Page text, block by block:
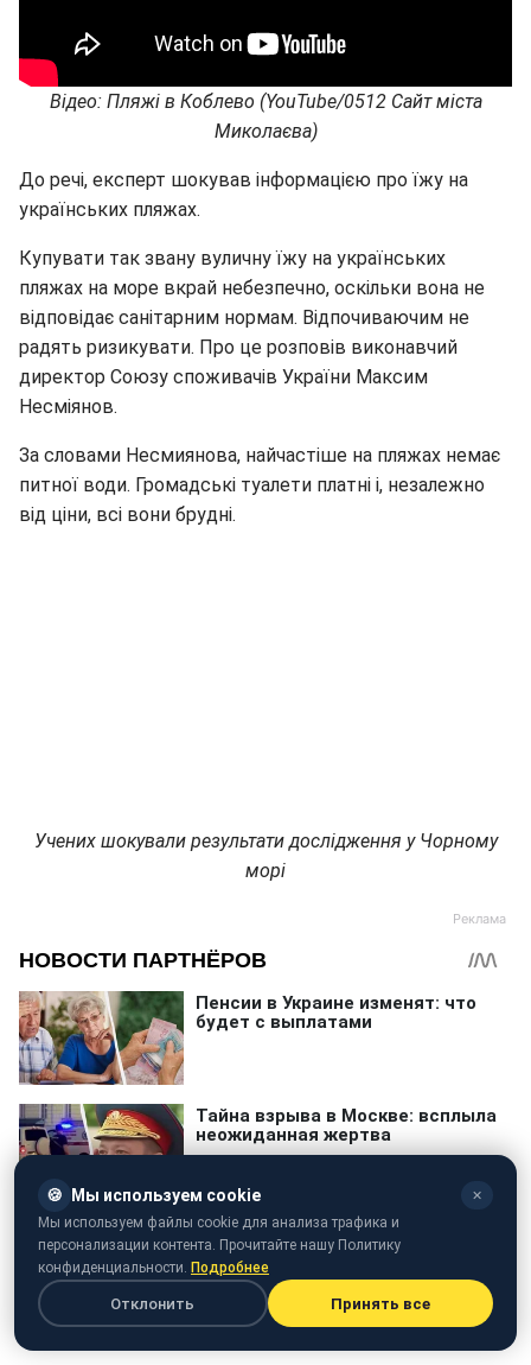
Відео: Пляжі в Коблево (YouTube/0512 Сайт міста
Миколаєва)
До речі, експерт шокував інформацією про їжу на
українських пляжах.
Купувати так звану вуличну їжу на українських
пляжах на море вкрай небезпечно, оскільки вона не
відповідає санітарним нормам. Відпочиваючим не
радять ризикувати. Про це розповів виконавчий
директор Союзу споживачів України Максим
Несміянов.
За словами Несмиянова, найчастіше на пляжах немає
питної води. Громадські туалети платні і, незалежно
від ціни, всі вони брудні.
Учених шокували результати дослідження у Чорному
морі
🍪 Мы используем cookie ✕
Мы используем файлы cookie для анализа трафика и
персонализации контента. Прочитайте нашу Политику
конфиденциальности. Подробнее
Отклонить Принять все